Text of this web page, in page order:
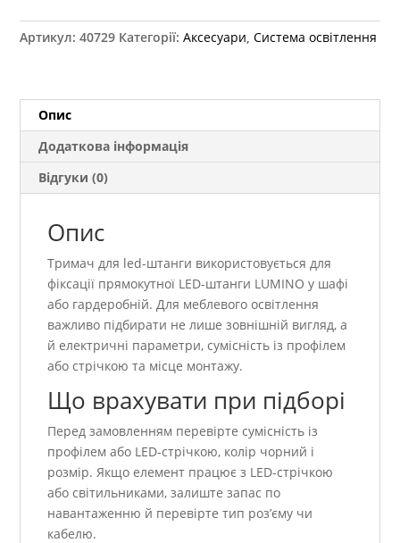
LUMINO
TR19.0033.05.061
кількість
Артикул:40729 Категорії:Аксесуари ,Система освітлення
Опис
Додаткова інформація
Відгуки (0)
Опис
Тримач для led-штанги використовується для
фіксації прямокутної LED-штанги LUMINO у шафі
або гардеробній. Для меблевого освітлення
важливо підбирати не лише зовнішній вигляд, а
й електричні параметри, сумісність із профілем
або стрічкою та місце монтажу.
Що врахувати при підборі
Перед замовленням перевірте сумісність із
профілем або LED-стрічкою, колір чорний і
розмір. Якщо елемент працює з LED-стрічкою
або світильниками, залиште запас по
навантаженню й перевірте тип роз’єму чи
кабелю.